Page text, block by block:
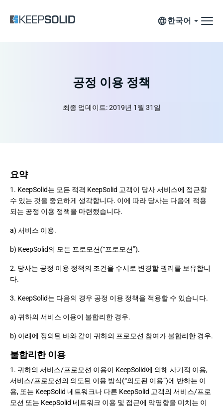
한국어
공정 이용 정책
최종 업데이트: 2019년 1월 31일
요약
1. KeepSolid는 모든 적격 KeepSolid 고객이 당사 서비스에 접근할
수 있는 것을 중요하게 생각합니다. 이에 따라 당사는 다음에 적용
되는 공정 이용 정책을 마련했습니다.
a) 서비스 이용.
b) KeepSolid의 모든 프로모션(“프로모션”).
2. 당사는 공정 이용 정책의 조건을 수시로 변경할 권리를 보유합니
다.
3. KeepSolid는 다음의 경우 공정 이용 정책을 적용할 수 있습니다.
a) 귀하의 서비스 이용이 불합리한 경우.
b) 아래에 정의된 바와 같이 귀하의 프로모션 참여가 불합리한 경우.
불합리한 이용
1. 귀하의 서비스/프로모션 이용이 KeepSolid에 의해 사기적 이용,
서비스/프로모션의 의도된 이용 방식(“의도된 이용”)에 반하는 이
용, 또는 KeepSolid 네트워크나 다른 KeepSolid 고객의 서비스/프로
모션 또는 KeepSolid 네트워크 이용 및 접근에 악영향을 미치는 이